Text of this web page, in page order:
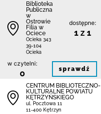
Biblioteka
Publiczna
w
Ostrowie
Filia w
Ociece
Ocieka 343
39-104
Ocieka
dostępne:
1 z 1
w czytelni:
0 sprawdź
CENTRUM BIBLIOTECZNO-
KULTURALNE POWIATU
KĘTRZYŃSKIEGO
ul. Pocztowa 11
11-400 Kętrzyn